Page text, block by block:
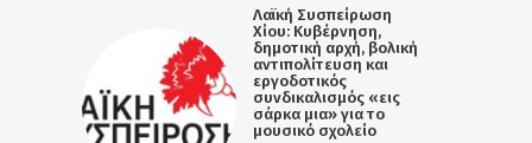
Λαϊκή Συσπείρωση
Χίου: Κυβέρνηση,
δημοτική αρχή, βολική
αντιπολίτευση και
εργοδοτικός
συνδικαλισμός «εις
σάρκα μια» για το
μουσικό σχολείο